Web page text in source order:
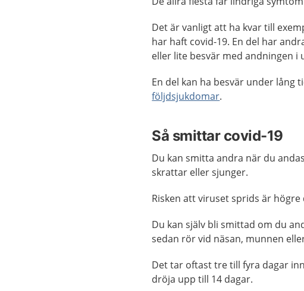
Det är vanligt att ha kvar till
har haft covid-19. En del har
eller lite besvär med andningen i
En del kan ha besvär under lång
följdsjukdomar.
Så smittar covid-19
Du kan smitta andra när du
skrattar eller sjunger.
Risken att viruset sprids är
Du kan själv bli smittad om du
sedan rör vid näsan, munnen
Det tar oftast tre till fyra dagar
dröja upp till 14 dagar.